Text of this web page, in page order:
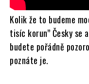
Kolik že to budeme
tisíc korun” Česky
budete pořádně
poznáte je.